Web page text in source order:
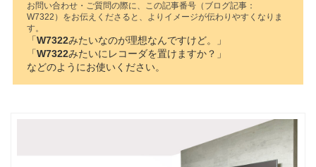
お問い合わせ・ご質問の際に、この記事番号（ブログ記事：
W7322）をお伝えくださると、よりイメージが伝わりやすくなりま
す。
「W7322みたいなのが理想なんですけど。」
「W7322みたいにレコーダを置けますか？」
などのようにお使いください。